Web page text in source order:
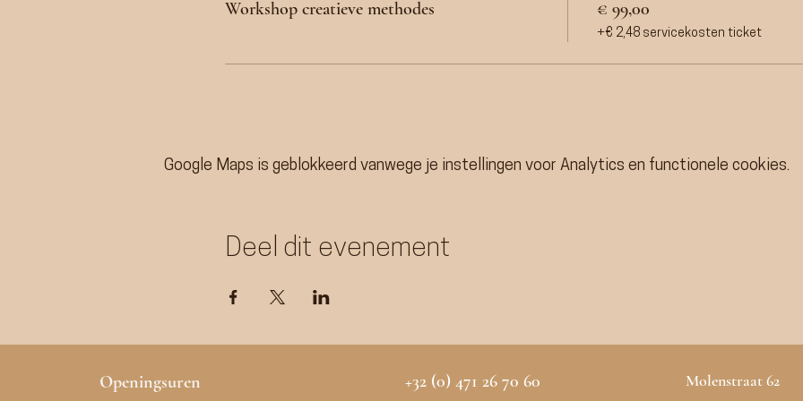
Workshop creatieve methodes € 99,00
+€ 2,48 servicekosten ticket
Google Maps is geblokkeerd vanwege je instellingen voor Analytics en functionele cookies.
Deel dit evenement
Openingsuren +32 (0) 471 26 70 60
Molenstraat 62